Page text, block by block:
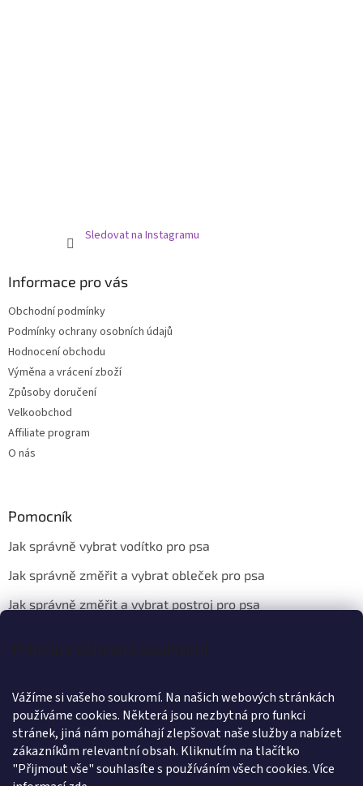
Principy ochrany soukromí
Vážíme si vašeho soukromí. Na našich webových stránkách
používáme cookies. Některá jsou nezbytná pro funkci
stránek, jiná nám pomáhají zlepšovat naše služby a nabízet
zákazníkům relevantní obsah. Kliknutím na tlačítko
"Přijmout vše" souhlasíte s používáním všech cookies.Více
Sledovat na Instagramu
Informace pro vás
Obchodní podmínky
Podmínky ochrany osobních údajů
Hodnocení obchodu
Výměna a vrácení zboží
Způsoby doručení
Velkoobchod
Affiliate program
O nás
Pomocník
Jak správně vybrat vodítko pro psa
Jak správně změřit a vybrat obleček pro psa
Jak správně změřit a vybrat postroj pro psa
Kontakt
info@wanteddog.cz
Wanted Dog
wanteddogcz